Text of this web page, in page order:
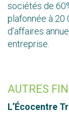
sociétés de
plafonnée à
d’affaires
entreprise.
AUTRES
L’Écocentre